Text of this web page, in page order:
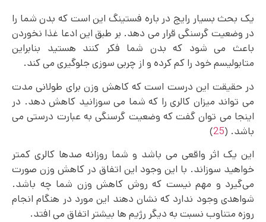
یک بحث بسیار رایج در باره فستینگ این است که بدن شما را
در وضعیت گرسنگی قرار می دهد. بر طبق این ادعا غذا نخوردن
باعث می شود که بدن شما فکر کنند هستید بنابراین
متابولیسم خود را کم کرده و از چربی سوزی جلوگیری می کند.
در حقیقت این درست است که کاهش وزن برای طولانی مدت
می‌ تواند میزان کالری را که شما می سوزانید کاهش دهد. در
اینجا می‌ توان گفت که وضعیت گرسنگی به عبارت درستی می
باشد. (25
)
این یک اثر واقعی می باشد و شما روزانه صدها کالری کمتر
خواهید سوزاند. با این وجود این اتفاق در کاهش وزن صورت
می‌گیرد و مهم نیست که روش کاهش وزن شما چه باشد.
شواهدی وجود ندارد که نشان دهند این مورد در هنگام انجام
روزه متناوب نسبت به دیگر رژیم ها بیشتر اتفاق می‌ افتد.